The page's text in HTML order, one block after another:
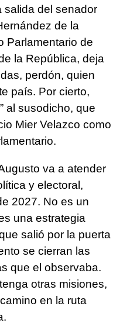
salida del senador
de la
Parlamentario de
la República, deja
perdón, quien
país. Por cierto,
al susodicho, que
Mier Velazco como
va a atender
y electoral,
2027. No es un
una estrategia
salió por la puerta
se cierran las
que el observaba.
otras misiones,
en la ruta